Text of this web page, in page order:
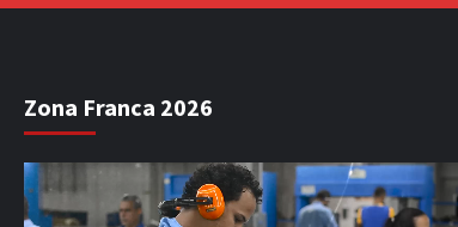
Zona Franca 2026
Reproductor
de